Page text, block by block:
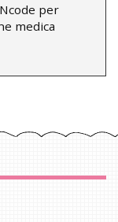
per
medica